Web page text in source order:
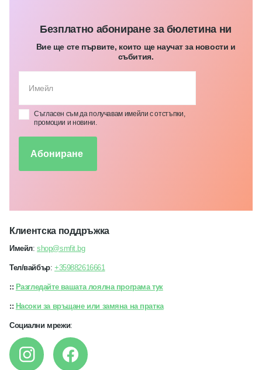
Безплатно абониране за бюлетина ни
Вие ще сте първите, които ще научат за новости и
събития.
Съгласен съм да получавам имейли с отстъпки,
промоции и новини.
Абониране
Клиентска поддръжка
Имейл:shop@smfit.bg
Тел/вайбър: +359882616661
:: Разгледайте вашата лоялна програма тук
:: Насоки за връщане или замяна на пратка
Социални мрежи: